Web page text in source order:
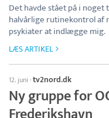
Det havde stået på i
halvårlige rutinekontrol
psykiater at indlægge mig.
LÆS ARTIKEL
12. juni ·tv2nord.dk
Ny gruppe for